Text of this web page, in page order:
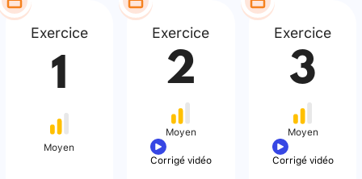
Exercice
1
Moyen
Exercice
2
Moyen
Corrigé vidéo
Exercice
3
Moyen
Corrigé vidéo